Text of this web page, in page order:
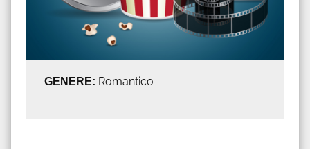
GENERE: Romantico